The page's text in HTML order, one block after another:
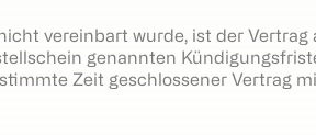
vereinbart wurde, ist der
genannten
Zeit geschlossener Vertrag